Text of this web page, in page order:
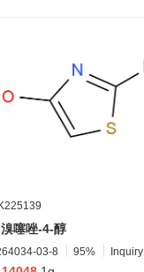
噻唑-4-醇
03-8 95% Inquiry